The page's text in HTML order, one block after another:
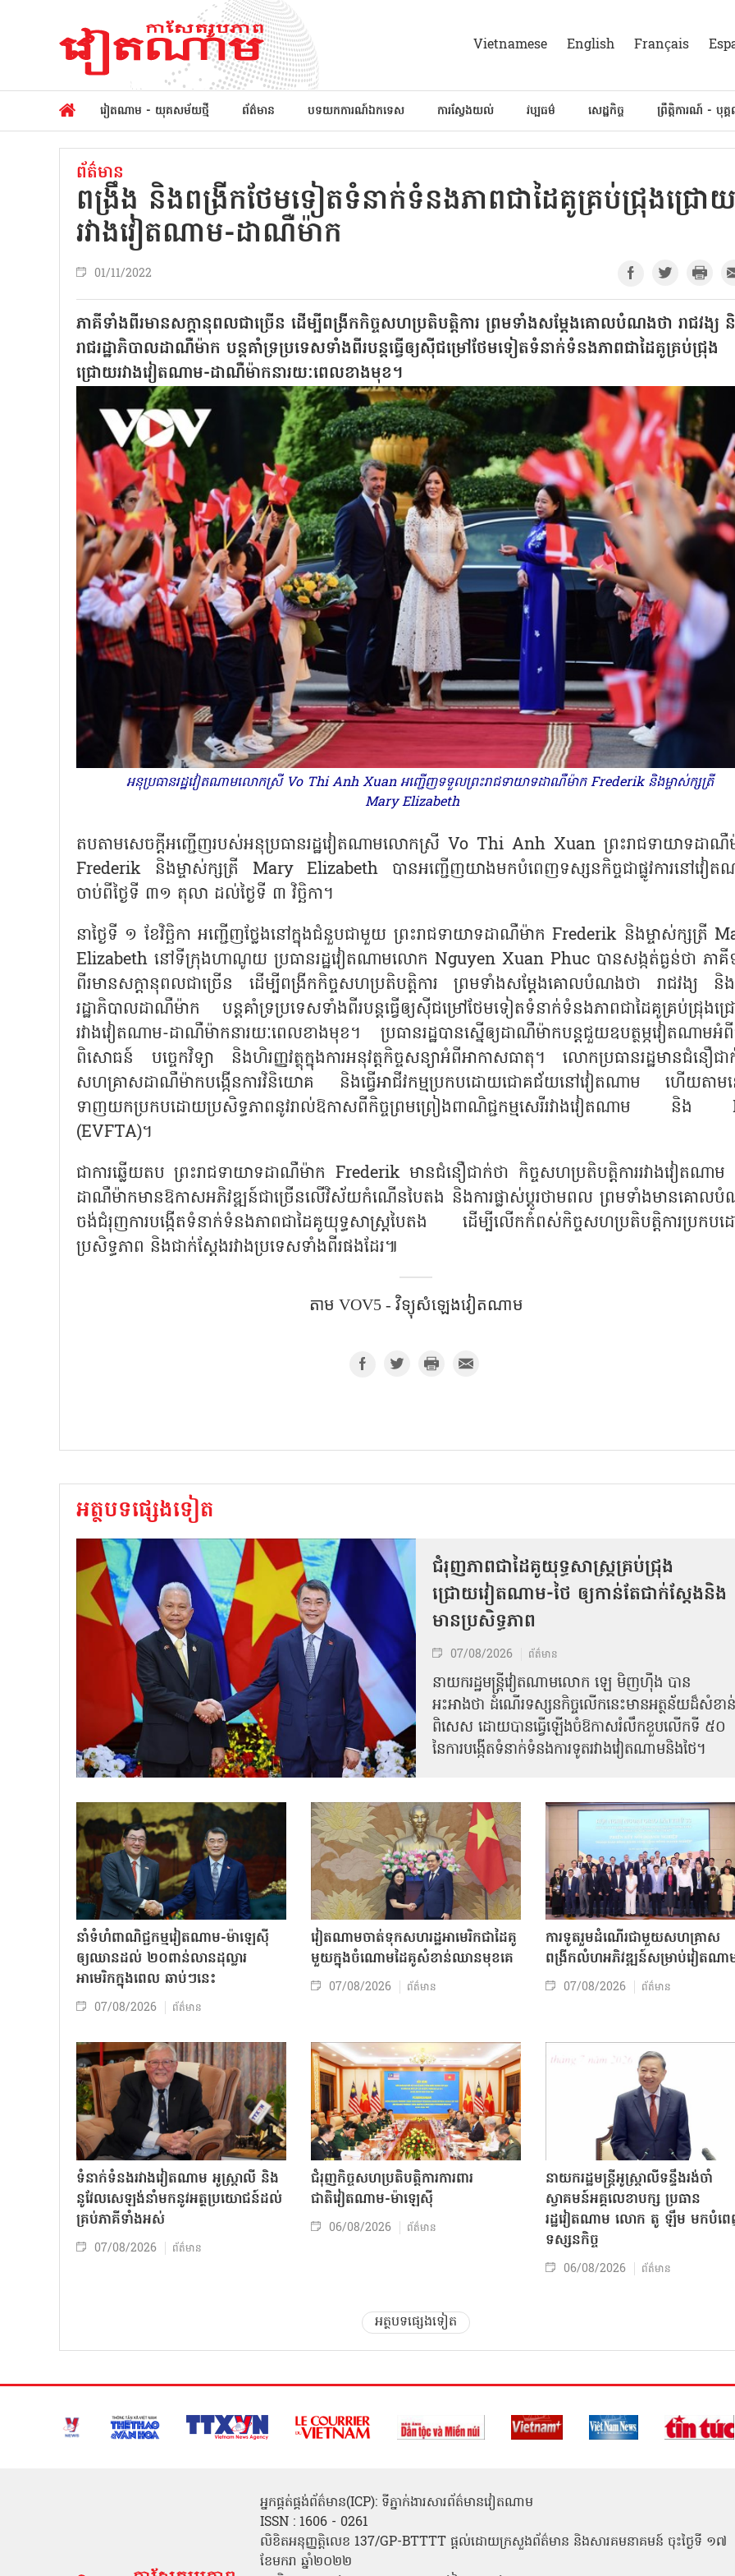
Vietnamese English Français
វៀតណាម - យុគសម័យថ្មី ព័ត៌មាន បទយកការណ៍ឯកទេស ការស្វែងយល់ វប្បធម៌ សេដ្ឋកិច្ច ព្រឹត្តិការណ៍ - បុគ្
ព័ត៌មាន
ពង្រឹង និងពង្រីកថែមទៀតទំនាក់ទំនងភាពជាដៃគូគ្រប់ជ្រុងជ្រោយ
រវាងវៀតណាម-ដាណឺម៉ាក
01/11/2022
ភាគីទាំងពីរមានសក្តានុពលជាច្រើន ដើម្បីពង្រីកកិច្ចសហប្រតិបត្តិការ ព្រមទាំងសម្ដែងគោលបំណងថា រាជវង្យ
រាជរដ្ឋាភិបាលដាណឺម៉ាក បន្តគាំទ្រប្រទេសទាំងពីរបន្តធ្វើឲ្យស៊ីជម្រៅថែមទៀតទំនាក់ទំនងភាពជាដៃគូគ្រប់ជ្រុង
ជ្រោយរវាងវៀតណាម-ដាណឺម៉ាកនារយៈពេលខាងមុខ។
អនុប្រធានរដ្ឋវៀតណាមលោកស្រី Vo Thi Anh Xuan អញ្ជើញទទួលព្រះរាជទាយាទដាណឺម៉ាក Frederik និងម្ចាស់ក្សត្រី
Mary Elizabeth
តបតាមសេចក្ដីអញ្ជើញរបស់អនុប្រធានរដ្ឋវៀតណាមលោកស្រី Vo Thi Anh Xuan ព្រះរាជទាយាទដាណឺ
Frederik និងម្ចាស់ក្សត្រី Mary Elizabeth បានអញ្ជើញយាងមកបំពេញទស្សនកិច្ចជាផ្លូវការនៅវៀត
ចាប់ពីថ្ងៃទី ៣១ តុលា ដល់ថ្ងៃទី ៣ វិច្ឆិកា។
នាថ្ងៃទី ១ ខែវិច្ឆិកា អញ្ជើញថ្លែងនៅក្នុងជំនួបជាមួយ ព្រះរាជទាយាទដាណឺម៉ាកFrederik និងម្ចាស់ក្សត្រី
Elizabeth នៅទីក្រុងហាណូយ ប្រធានរដ្ឋវៀតណាមលោក Nguyen Xuan Phuc បានសង្កត់ធ្ងន់ថា ភាគី
ពីរមានសក្តានុពលជាច្រើន ដើម្បីពង្រីកកិច្ចសហប្រតិបត្តិការ ព្រមទាំងសម្ដែងគោលបំណងថា រាជវង្យ និង
រដ្ឋាភិបាលដាណឺម៉ាក បន្តគាំទ្រប្រទេសទាំងពីរបន្តធ្វើឲ្យស៊ីជម្រៅថែមទៀតទំនាក់ទំនងភាពជាដៃគូគ្រប់ជ្រុងជ្
រវាងវៀតណាម-ដាណឺម៉ាកនារយៈពេលខាងមុខ។ ប្រធានរដ្ឋបានស្នើឲ្យដាណឺម៉ាកបន្តជួយឧបត្ថម្ភវៀតណាមអំ
ពិសោធន៍ បច្ចេកវិទ្យា និងហិរញ្ញវត្ថុក្នុងការអនុវត្តកិច្ចសន្យាអំពីអាកាសធាតុ។ លោកប្រធានរដ្ឋមានជំនឿជា
សហគ្រាសដាណឺម៉ាកបង្កើនការវិនិយោគ និងធ្វើអាជីវកម្មប្រកបដោយជោគជ័យនៅវៀតណាម ហើយតាម
ទាញយកប្រកបដោយប្រសិទ្ធភាពនូវរាល់ឱកាសពីកិច្ចព្រមព្រៀងពាណិជ្ជកម្មសេរីរវាងវៀតណាម និង
(EVFTA)។
ជាការឆ្លើយតប ព្រះរាជទាយាទដាណឺម៉ាក Frederik មានជំនឿជាក់ថា កិច្ចសហប្រតិបត្តិការរវាងវៀតណា
ដាណឺម៉ាកមានឱកាសអភិវឌ្ឍន៍ជាច្រើនលើវិស័យកំណើនបៃតង និងការផ្លាស់ប្តូរថាមពល ព្រមទាំងមានគោល
ចង់ជំរុញការបង្កើតទំនាក់ទំនងភាពជាដៃគូយុទ្ធសាស្ត្របៃតង ដើម្បីលើកកំពស់កិច្ចសហប្រតិបត្តិការប្រកប
ប្រសិទ្ធភាព និងជាក់ស្តែងរវាងប្រទេសទាំងពីរផងដែរ៕
តាម VOV5 - វិទ្យុសំឡេងវៀតណាម
អត្ថបទផ្សេងទៀត
ជំរុញភាពជាដៃគូយុទ្ធសាស្ត្រគ្រប់ជ្រុង
ជ្រោយវៀតណាម-ថៃ ឲ្យកាន់តែជាក់ស្ដែងនិង
មានប្រសិទ្ធភាព
07/08/2026 ព័ត៌មាន
នាយករដ្ឋមន្ត្រីវៀតណាមលោក ឡេ មិញហ៊ឹង បាន
អះអាងថា ដំណើរទស្សនកិច្ចលើកនេះមានអត្ថន័យដ៏សំខាន់
ពិសេស ដោយបានធ្វើឡើងចំឱកាសរំលឹកខួបលើកទី ៥០
នៃការបង្កើតទំនាក់ទំនងការទូតរវាងវៀតណាមនិងថៃ។
នាំទំហំពាណិជ្ជកម្មវៀតណាម-ម៉ាឡេស៊ី
ឲ្យឈានដល់ ២០ពាន់លានដុល្លារ
អាមេរិកក្នុងពេល ឆាប់ៗនេះ
07/08/2026 ព័ត៌មាន
វៀតណាមចាត់ទុកសហរដ្ឋអាមេរិកជាដៃគូ
មួយក្នុងចំណោមដៃគូសំខាន់ឈានមុខគេ
07/08/2026 ព័ត៌មាន
ការទូតរួមដំណើរជាមួយសហគ្រាស
ពង្រីកលំហអភិវឌ្ឍន៍សម្រាប់វៀតណា
07/08/2026 ព័ត៌មាន
ទំនាក់ទំនងរវាងវៀតណាម អូស្ត្រាលី និង
នូវែលសេឡង់នាំមកនូវអត្ថប្រយោជន៍ដល់
គ្រប់ភាគីទាំងអស់
07/08/2026 ព័ត៌មាន
ជំរុញកិច្ចសហប្រតិបត្តិការការពារ
ជាតិវៀតណាម-ម៉ាឡេស៊ី
06/08/2026 ព័ត៌មាន
នាយករដ្ឋមន្ត្រីអូស្ត្រាលីទន្ទឹងរង់ចាំ
ស្វាគមន៍អគ្គលេខាបក្ស ប្រធាន
រដ្ឋវៀតណាម លោក តូ ឡឹម មកបំព
ទស្សនកិច្ច
06/08/2026 ព័ត៌មាន
អត្ថបទផ្សេងទៀត
អ្នកផ្គត់ផ្គង់ព័ត៌មាន(ICP): ទីភ្នាក់ងារសារព័ត៌មានវៀតណាម
ISSN : 1606 - 0261
លិខិតអនុញ្ញត្តិលេខ 137/GP-BTTTT ផ្តល់ដោយក្រសួងព័ត៌មាន និងសារគមនាគមន៍ ចុះថ្ងៃទី ១៧
ខែមករា ឆ្នាំ២០២២